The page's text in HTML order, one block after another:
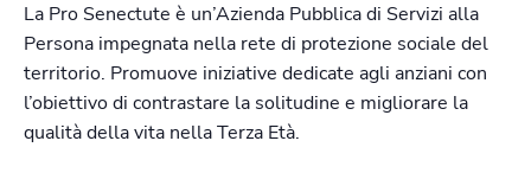
La Pro Senectute è un’Azienda Pubblica di Servizi alla
Persona impegnata nella rete di protezione sociale del
territorio. Promuove iniziative dedicate agli anziani con
l’obiettivo di contrastare la solitudine e migliorare la
qualità della vita nella Terza Età.